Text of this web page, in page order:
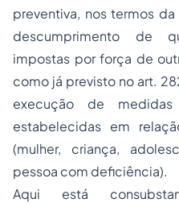
preventiva, nos termos
descumprimento de
impostas por força de
como já previsto no art.
execução de
estabelecidas em
(mulher, criança,
pessoa com deficiência).
Aqui está